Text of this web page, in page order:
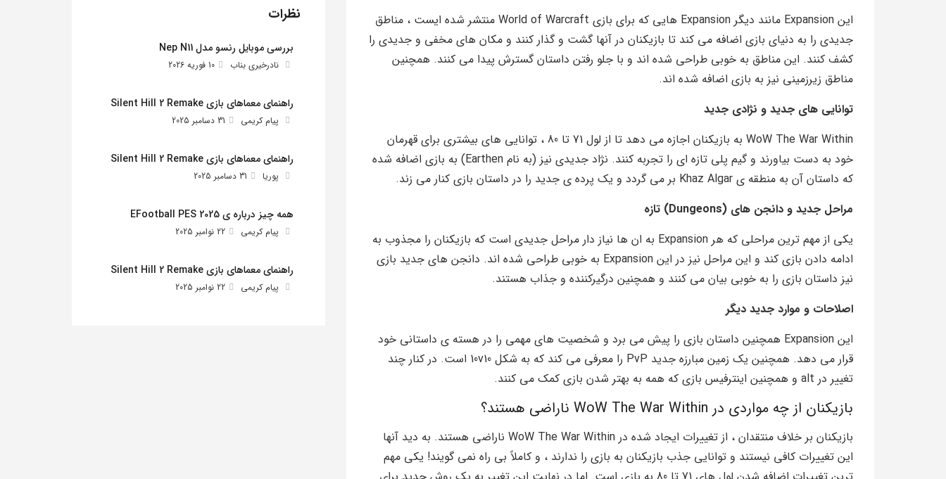
این Expansion مانند دیگر Expansion هایی که برای بازی World of Warcraft منتشر شده ایست ، مناطق
جدیدی را به دنیای بازی اضافه می کند تا بازیکنان در آنها گشت و گذار کنند و مکان های مخفی و جدیدی را
کشف کنند. این مناطق به خوبی طراحی شده اند و با جلو رفتن داستان گسترش پیدا می کنند. همچنین
مناطق زیرزمینی نیز به بازی اضافه شده اند.
توانایی های جدید و نژادی جدید
WoW The War Within به بازیکنان اجازه می دهد تا از لول 71 تا 80 ، توانایی های بیشتری برای قهرمان
خود به دست بیاورند و گیم پلی تازه ای را تجربه کنند. نژاد جدیدی نیز (به نام Earthen) به بازی اضافه شده
که داستان آن به منطقه ی Khaz Algar بر می گردد و یک پرده ی جدید را در داستان بازی کنار می زند.
مراحل جدید و دانجن های (Dungeons) تازه
یکی از مهم ترین مراحلی که هر Expansion به ان ها نیاز دار مراحل جدیدی است که بازیکنان را مجذوب به
ادامه دادن بازی کند و این مراحل نیز در این Expansion به خوبی طراحی شده اند. دانجن های جدید بازی
نیز داستان بازی را به خوبی بیان می کنند و همچنین درگیرکننده و جذاب هستند.
اصلاحات و موارد جدید دیگر
این Expansion همچنین داستان بازی را پیش می برد و شخصیت های مهمی را در هسته ی داستانی خود
قرار می دهد. همچنین یک زمین مبارزه جدید PvP را معرفی می کند که به شکل 10v10 است. در کنار چند
تغییر در alt و همچنین اینترفیس بازی که همه به بهتر شدن بازی کمک می کنند.
بازیکنان از چه مواردی در WoW The War Within ناراضی هستند؟
بازیکنان بر خلاف منتقدان ، از تغییرات ایجاد شده در WoW The War Within ناراضی هستند. به دید آنها
این تغییرات کافی نیستند و توانایی جذب بازیکنان به بازی را ندارند ، و کاملاً بی راه نمی گویند! یکی مهم
نظرات
بررسی موبایل رنسو مدل Nep N11
نادرخیری بناب 10 فوریه 2026
راهنمای معماهای بازی Silent Hill 2 Remake
پیام کریمی 31 دسامبر 2025
راهنمای معماهای بازی Silent Hill 2 Remake
پوریا 31 دسامبر 2025
همه چیز درباره ی EFootball PES 2025
پیام کریمی 22 نوامبر 2025
راهنمای معماهای بازی Silent Hill 2 Remake
پیام کریمی 22 نوامبر 2025